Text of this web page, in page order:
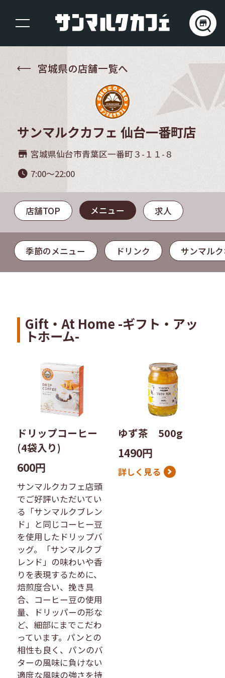
宮城県の店舗一覧へ
サンマルクカフェ 仙台一番町店
store_mall_directory 宮城県仙台市青葉区一番町３-１１-８
watch_later 7:00～22:00
店舗TOP メニュー 求人
季節のメニュー ドリンク サンマル
Gift・At Home -ギフト・アッ
トホーム-
ドリップコーヒー
(4袋入り)
600円
サンマルクカフェ店頭
でご好評いただいてい
る「サンマルクブレン
ド」と同じコーヒー豆
を使用したドリップバ
ッグ。「サンマルクブ
レンド」の味わいや香
りを表現するために、
焙煎度合い、挽き具
合、コーヒー豆の使用
量、ドリッパーの形な
ど、細部にまでこだわ
っています。パンとの
相性も良く、パンのバ
ターの風味に負けない
適度な風味の強さを持
ゆず茶 500g
1490円
詳しく見る